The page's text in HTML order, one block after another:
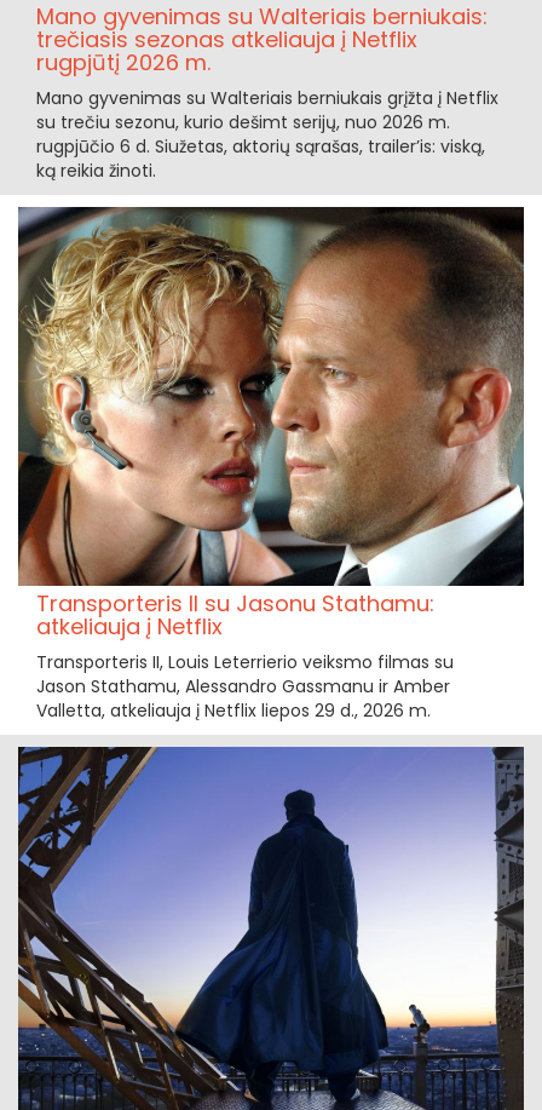
Mano gyvenimas su Walteriais berniukais:
trečiasis sezonas atkeliauja į Netflix
rugpjūtį 2026 m.
Mano gyvenimas su Walteriais berniukais grįžta į Netflix
su trečiu sezonu, kurio dešimt serijų, nuo 2026 m.
rugpjūčio 6 d. Siužetas, aktorių sąrašas, trailer’is: viską,
ką reikia žinoti.
Transporteris II su Jasonu Stathamu:
atkeliauja į Netflix
Transporteris II, Louis Leterrierio veiksmo filmas su
Jason Stathamu, Alessandro Gassmanu ir Amber
Valletta, atkeliauja į Netflix liepos 29 d., 2026 m.